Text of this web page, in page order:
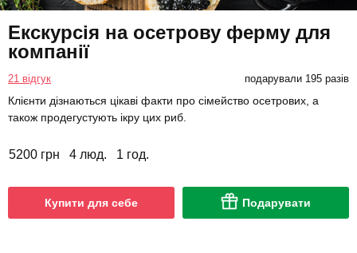
Екскурсія на осетрову ферму для
компанії
21 відгук подарували 195 разів
Клієнти дізнаються цікаві факти про сімейство осетрових, а
також продегустують ікру цих риб.
5200 грн 4 люд. 1 год.
Купити для себе Подарувати